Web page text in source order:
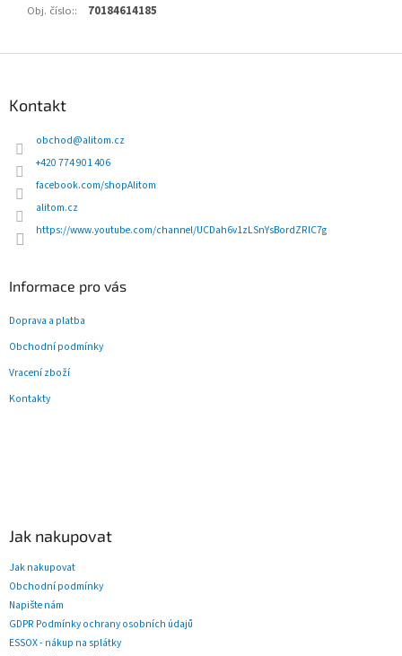
Obj. číslo:: 70184614185
Kontakt
obchod@alitom.cz
+420 774 901 406
facebook.com/shopAlitom
alitom.cz
https://www.youtube.com/channel/UCDah6v1zLSnYsBordZRlC7g
Informace pro vás
Doprava a platba
Obchodní podmínky
Vracení zboží
Kontakty
Jak nakupovat
Jak nakupovat
Obchodní podmínky
Napište nám
GDPR Podmínky ochrany osobních údajů
ESSOX - nákup na splátky